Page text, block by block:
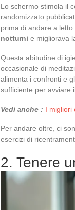
Lo schermo stimola il
randomizzato
prima di andare a
notturni e migliorava
Questa abitudine di
occasionale di
alimenta i confronti e
sufficiente per avviare
Vedi anche : I migliori
Per andare oltre, ci
esercizi di
2. Tenere